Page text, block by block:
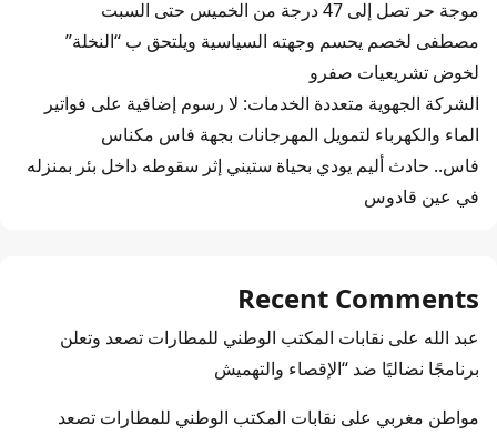
موجة حر تصل إلى 47 درجة من الخميس حتى السبت
مصطفى لخصم يحسم وجهته السياسية ويلتحق ب “النخلة”
لخوض تشريعيات صفرو
الشركة الجهوية متعددة الخدمات: لا رسوم إضافية على فواتير
الماء والكهرباء لتمويل المهرجانات بجهة فاس مكناس
فاس.. حادث أليم يودي بحياة ستيني إثر سقوطه داخل بئر بمنزله
في عين قادوس
Recent Comments
عبد الله على نقابات المكتب الوطني للمطارات تصعد وتعلن
برنامجًا نضاليًا ضد “الإقصاء والتهميش
مواطن مغربي على نقابات المكتب الوطني للمطارات تصعد